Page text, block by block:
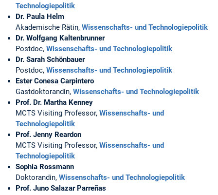
Technologiepolitik
Dr. Paula Helm
Akademische Rätin, Wissenschafts- und Technologiepolitik
Dr. Wolfgang Kaltenbrunner
Postdoc, Wissenschafts- und Technologiepolitik
Dr. Sarah Schönbauer
Postdoc, Wissenschafts- und Technologiepolitik
Ester Conesa Carpintero
Gastdoktorandin, Wissenschafts- und Technologiepolitik
Prof. Dr. Martha Kenney
MCTS Visiting Professor, Wissenschafts- und
Technologiepolitik
Prof. Jenny Reardon
MCTS Visiting Professor, Wissenschafts- und
Technologiepolitik
Sophia Rossmann
Doktorandin, Wissenschafts- und Technologiepolitik
Prof. Juno Salazar Parreñas